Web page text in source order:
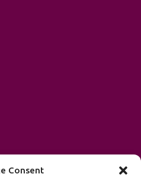
Consent
donderdag en vrijdag van